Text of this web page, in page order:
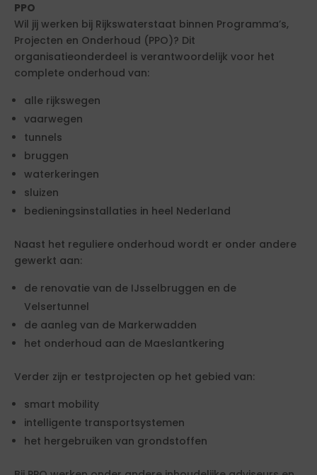
PPO
Wil jij werken bij Rijkswaterstaat binnen Programma’s,
Projecten en Onderhoud (PPO)? Dit
organisatieonderdeel is verantwoordelijk voor het
complete onderhoud van:
alle rijkswegen
vaarwegen
tunnels
bruggen
waterkeringen
sluizen
bedieningsinstallaties in heel Nederland
Naast het reguliere onderhoud wordt er onder andere
gewerkt aan:
de renovatie van de IJsselbruggen en de
Velsertunnel
de aanleg van de Markerwadden
het onderhoud aan de Maeslantkering
Verder zijn er testprojecten op het gebied van:
smart mobility
intelligente transportsystemen
het hergebruiken van grondstoffen